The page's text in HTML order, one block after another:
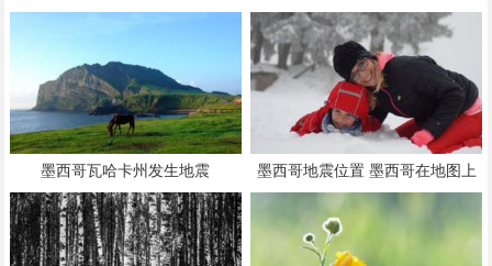
吗
最新消息今天
墨西哥瓦哈卡州发生地震
墨西哥地震位置 墨西哥在地图上
的位置